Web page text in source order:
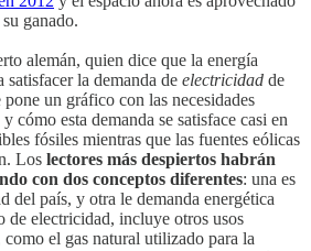
ganado.
alemán, quien dice que la energía
satisfacer la demanda de electricidad de
un gráfico con las necesidades
cómo esta demanda se satisface casi en
fósiles mientras que las fuentes eólicas
Los lectores más despiertos habrán
con dos conceptos diferentes: una es
del país, y otra le demanda energética
de electricidad, incluye otros usos
el gas natural utilizado para la